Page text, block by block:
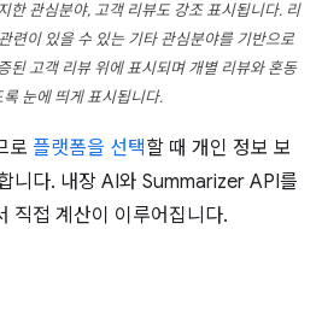
한 관심분야, 고객 리뷰도 강조 표시됩니다. 리
련이 있을 수 있는 기타 관심분야를 기반으로
된 고객 리뷰 위에 표시되며 개별 리뷰와 혼동
눈에 띄게 표시됩니다.
로 플랫폼을 선택할 때 개인 정보 보
니다. 내장 AI와 Summarizer API를
직접 계산이 이루어집니다.